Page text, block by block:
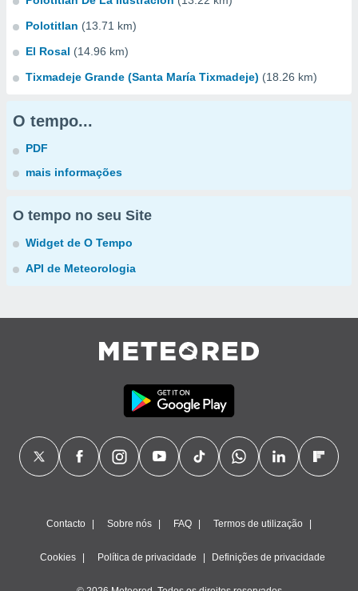
Polotitlan (13.71 km)
El Rosal (14.96 km)
Tixmadeje Grande (Santa María Tixmadeje) (18.26 km)
O tempo...
PDF
mais informações
O tempo no seu Site
Widget de O Tempo
API de Meteorologia
Contacto Sobre nós FAQ Termos de utilização
Cookies Política de privacidade Definições de privacidade